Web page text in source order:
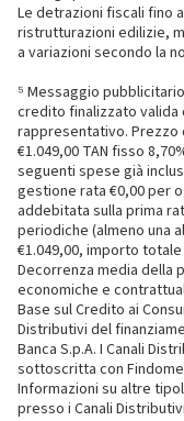
Le detrazioni fiscali fino
ristrutturazioni edilizie,
a variazioni secondo la
⁵ Messaggio
credito finalizzato valida
rappresentativo. Prezzo
€1.049,00 TAN fisso
seguenti spese già
gestione rata €0,00 per
addebitata sulla prima
periodiche (almeno una
€1.049,00, importo
Decorrenza media della
economiche e
Base sul Credito ai
Distributivi del
Banca S.p.A. I Canali
sottoscritta con
Informazioni su altre
presso i Canali